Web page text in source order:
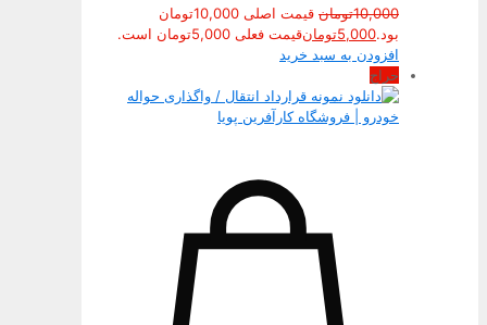
10,000تومان
قیمت اصلی 10,000تومان
بود.5,000تومانقیمت فعلی 5,000تومان است.
افزودن به سبد خرید
حراج